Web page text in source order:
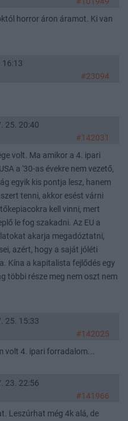
horror áron áramot. Ki van
16:13
#23094
25. 20:40
#142031
volt. Ma amikor a 4. ipari
a '30-as évekre nem vezető,
egyik kis pontja lesz, hanem
tenni, akkor esést várni
kell vinni, mert
le fog szakadni. Az EU a
akarja megadóztatni,
azért, hogy a saját jóléti
Kína a kapitalista fejlődés egy
többi része meg nem oszt nem
25. 15:33
#142025
volt 4. ipari forradalom...
23. 22:56
#141966
Leszúrhat még 4k alá, de